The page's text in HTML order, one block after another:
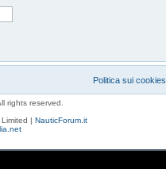
Politica sui cookies
rights reserved.
| NauticForum.it